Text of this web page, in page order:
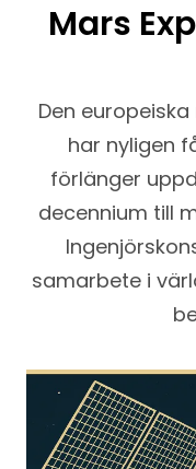
Mars
Den
har nyligen
förlänger
decennium till
samarbete i